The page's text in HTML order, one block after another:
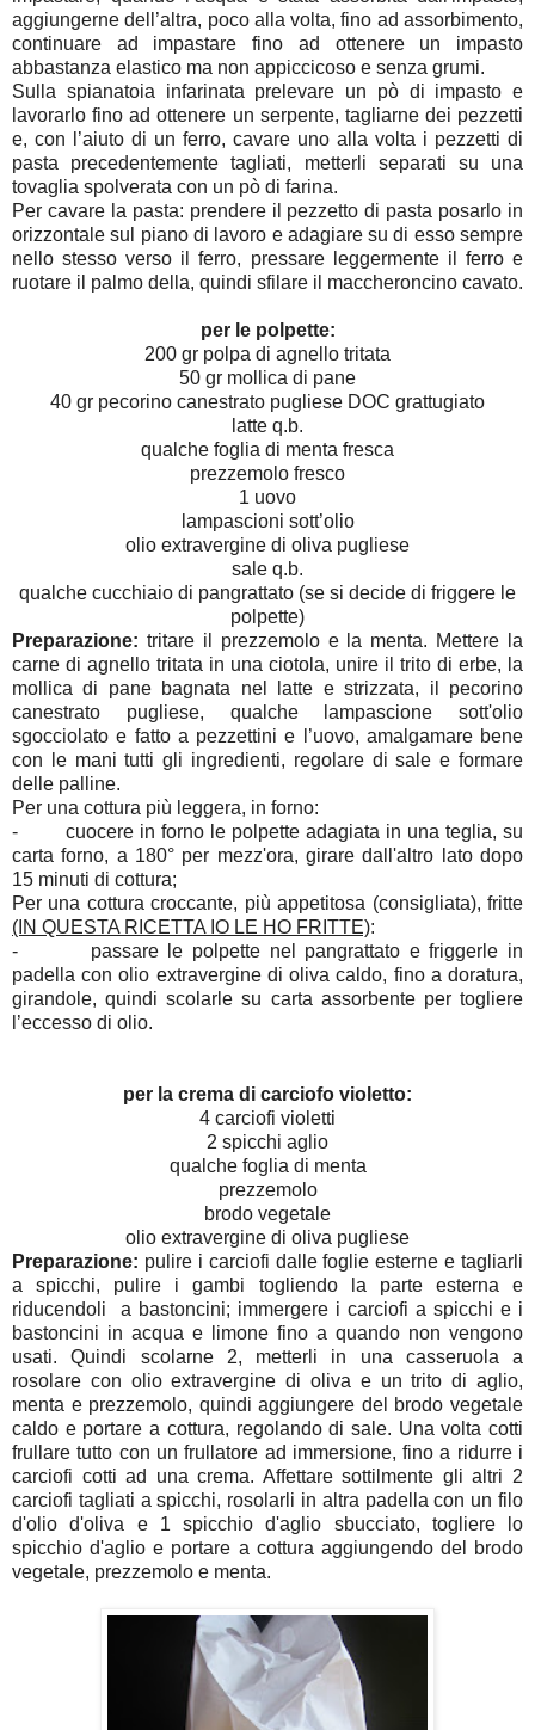
aggiungerne dell’altra, poco alla volta, fino ad assorbimento,
continuare ad impastare fino ad ottenere un impasto
abbastanza elastico ma non appiccicoso e senza grumi.
Sulla spianatoia infarinata prelevare un pò di impasto e
lavorarlo fino ad ottenere un serpente, tagliarne dei pezzetti
e, con l’aiuto di un ferro, cavare uno alla volta i pezzetti di
pasta precedentemente tagliati, metterli separati su una
tovaglia spolverata con un pò di farina.
Per cavare la pasta: prendere il pezzetto di pasta posarlo in
orizzontale sul piano di lavoro e adagiare su di esso sempre
nello stesso verso il ferro, pressare leggermente il ferro e
ruotare il palmo della, quindi sfilare il maccheroncino cavato.
per le polpette:
200 gr polpa di agnello tritata
50 gr mollica di pane
40 gr pecorino canestrato pugliese DOC grattugiato
latte q.b.
qualche foglia di menta fresca
prezzemolo fresco
1 uovo
lampascioni sott’olio
olio extravergine di oliva pugliese
sale q.b.
qualche cucchiaio di pangrattato (se si decide di friggere le
polpette)
Preparazione: tritare il prezzemolo e la menta. Mettere la
carne di agnello tritata in una ciotola, unire il trito di erbe, la
mollica di pane bagnata nel latte e strizzata, il pecorino
canestrato pugliese, qualche lampascione sott'olio
sgocciolato e fatto a pezzettini e l’uovo, amalgamare bene
con le mani tutti gli ingredienti, regolare di sale e formare
delle palline.
Per una cottura più leggera, in forno:
- cuocere in forno le polpette adagiata in una teglia, su
carta forno, a 180° per mezz'ora, girare dall'altro lato dopo
15 minuti di cottura;
Per una cottura croccante, più appetitosa (consigliata), fritte
(IN QUESTA RICETTA IO LE HO FRITTE):
- passare le polpette nel pangrattato e friggerle in
padella con olio extravergine di oliva caldo, fino a doratura,
girandole, quindi scolarle su carta assorbente per togliere
l’eccesso di olio.
per la crema di carciofo violetto:
4 carciofi violetti
2 spicchi aglio
qualche foglia di menta
prezzemolo
brodo vegetale
olio extravergine di oliva pugliese
Preparazione: pulire i carciofi dalle foglie esterne e tagliarli
a spicchi, pulire i gambi togliendo la parte esterna e
riducendoli a bastoncini; immergere i carciofi a spicchi e i
bastoncini in acqua e limone fino a quando non vengono
usati. Quindi scolarne 2, metterli in una casseruola a
rosolare con olio extravergine di oliva e un trito di aglio,
menta e prezzemolo, quindi aggiungere del brodo vegetale
caldo e portare a cottura, regolando di sale. Una volta cotti
frullare tutto con un frullatore ad immersione, fino a ridurre i
carciofi cotti ad una crema. Affettare sottilmente gli altri 2
carciofi tagliati a spicchi, rosolarli in altra padella con un filo
d'olio d'oliva e 1 spicchio d'aglio sbucciato, togliere lo
spicchio d'aglio e portare a cottura aggiungendo del brodo
vegetale, prezzemolo e menta.